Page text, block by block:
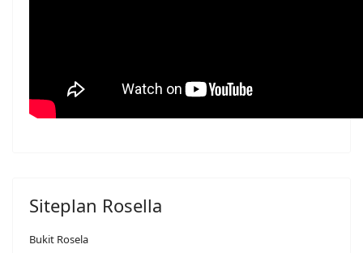
Siteplan Rosella
Bukit Rosela